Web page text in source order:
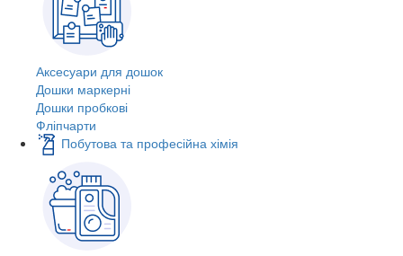
Аксесуари для дошок
Дошки маркерні
Дошки пробкові
Фліпчарти
Побутова та професійна хімія